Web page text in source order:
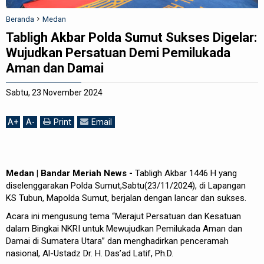
Beranda Medan
Tabligh Akbar Polda Sumut Sukses Digelar:
Wujudkan Persatuan Demi Pemilukada
Aman dan Damai
Sabtu, 23 November 2024
A+ A- Print Email
Medan | Bandar Meriah News - Tabligh Akbar 1446 H yang
diselenggarakan Polda Sumut,Sabtu(23/11/2024), di Lapangan
KS Tubun, Mapolda Sumut, berjalan dengan lancar dan sukses.
Acara ini mengusung tema “Merajut Persatuan dan Kesatuan
dalam Bingkai NKRI untuk Mewujudkan Pemilukada Aman dan
Damai di Sumatera Utara” dan menghadirkan penceramah
nasional, Al-Ustadz Dr. H. Das’ad Latif, Ph.D.
REDAKSI